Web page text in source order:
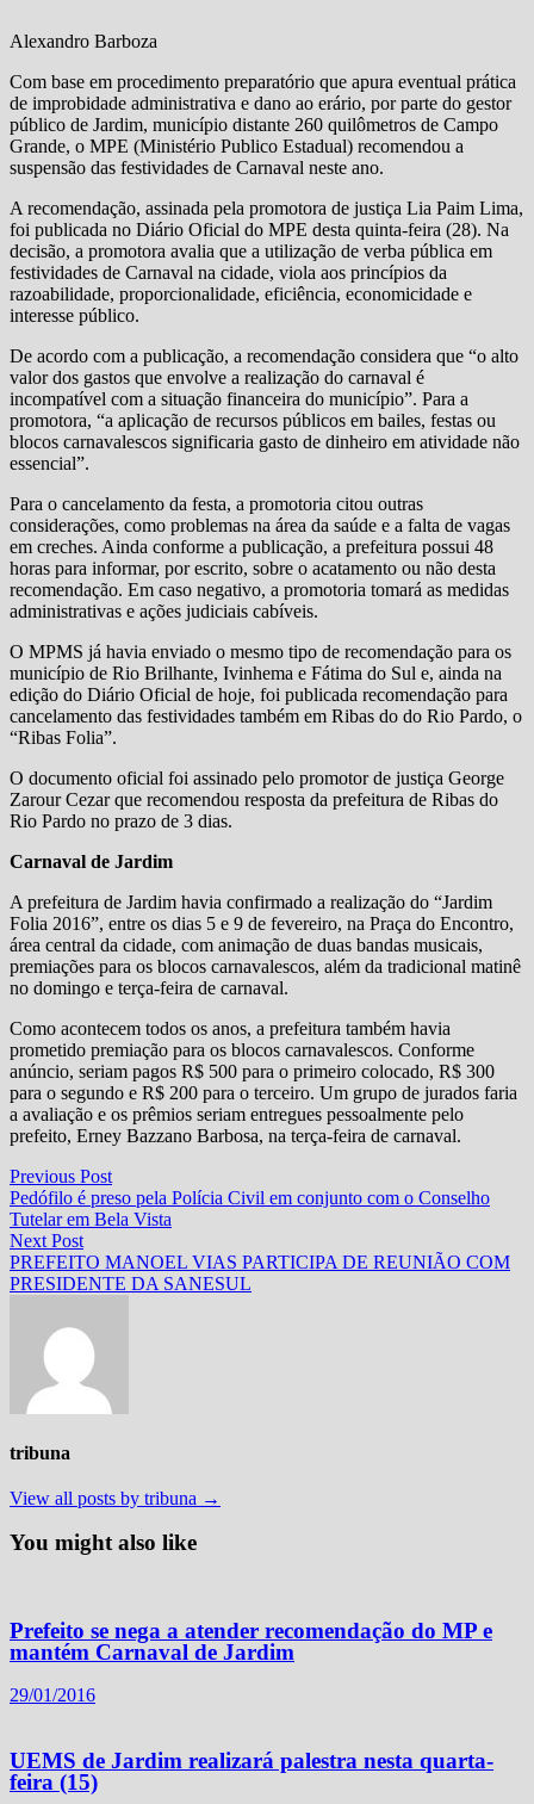
Alexandro Barboza
Com base em procedimento preparatório que apura eventual prática
de improbidade administrativa e dano ao erário, por parte do gestor
público de Jardim, município distante 260 quilômetros de Campo
Grande, o MPE (Ministério Publico Estadual) recomendou a
suspensão das festividades de Carnaval neste ano.
A recomendação, assinada pela promotora de justiça Lia Paim Lima,
foi publicada no Diário Oficial do MPE desta quinta-feira (28). Na
decisão, a promotora avalia que a utilização de verba pública em
festividades de Carnaval na cidade, viola aos princípios da
razoabilidade, proporcionalidade, eficiência, economicidade e
interesse público.
De acordo com a publicação, a recomendação considera que “o alto
valor dos gastos que envolve a realização do carnaval é
incompatível com a situação financeira do município”. Para a
promotora, “a aplicação de recursos públicos em bailes, festas ou
blocos carnavalescos significaria gasto de dinheiro em atividade não
essencial”.
Para o cancelamento da festa, a promotoria citou outras
considerações, como problemas na área da saúde e a falta de vagas
em creches. Ainda conforme a publicação, a prefeitura possui 48
horas para informar, por escrito, sobre o acatamento ou não desta
recomendação. Em caso negativo, a promotoria tomará as medidas
administrativas e ações judiciais cabíveis.
O MPMS já havia enviado o mesmo tipo de recomendação para os
município de Rio Brilhante, Ivinhema e Fátima do Sul e, ainda na
edição do Diário Oficial de hoje, foi publicada recomendação para
cancelamento das festividades também em Ribas do do Rio Pardo, o
“Ribas Folia”.
O documento oficial foi assinado pelo promotor de justiça George
Zarour Cezar que recomendou resposta da prefeitura de Ribas do
Rio Pardo no prazo de 3 dias.
Carnaval de Jardim
A prefeitura de Jardim havia confirmado a realização do “Jardim
Folia 2016”, entre os dias 5 e 9 de fevereiro, na Praça do Encontro,
área central da cidade, com animação de duas bandas musicais,
premiações para os blocos carnavalescos, além da tradicional matinê
no domingo e terça-feira de carnaval.
Como acontecem todos os anos, a prefeitura também havia
prometido premiação para os blocos carnavalescos. Conforme
anúncio, seriam pagos R$ 500 para o primeiro colocado, R$ 300
para o segundo e R$ 200 para o terceiro. Um grupo de jurados faria
a avaliação e os prêmios seriam entregues pessoalmente pelo
prefeito, Erney Bazzano Barbosa, na terça-feira de carnaval.
Navegação
de
Post
Previous PostPrevious
post:
Pedófilo é preso pela Polícia Civil em conjunto com o Conselho
Tutelar em Bela Vista
Next PostNext
post:
PREFEITO MANOEL VIAS PARTICIPA DE REUNIÃO COM
PRESIDENTE DA SANESUL
tribuna
View all posts by tribuna →
You might also like
Prefeito se nega a atender recomendação do MP e
mantém Carnaval de Jardim
29/01/2016
UEMS de Jardim realizará palestra nesta quarta-
feira (15)